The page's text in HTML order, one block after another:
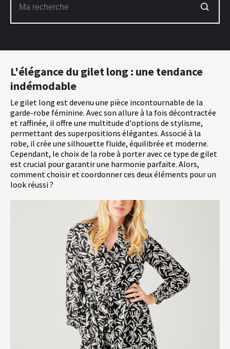
L'élégance du gilet long : une tendance
indémodable
Le gilet long est devenu une pièce incontournable de la
garde-robe féminine. Avec son allure à la fois décontractée
et raffinée, il offre une multitude d'options de stylisme,
permettant des superpositions élégantes. Associé à la
robe, il crée une silhouette fluide, équilibrée et moderne.
Cependant, le choix de la robe à porter avec ce type de gilet
est crucial pour garantir une harmonie parfaite. Alors,
comment choisir et coordonner ces deux éléments pour un
look réussi ?